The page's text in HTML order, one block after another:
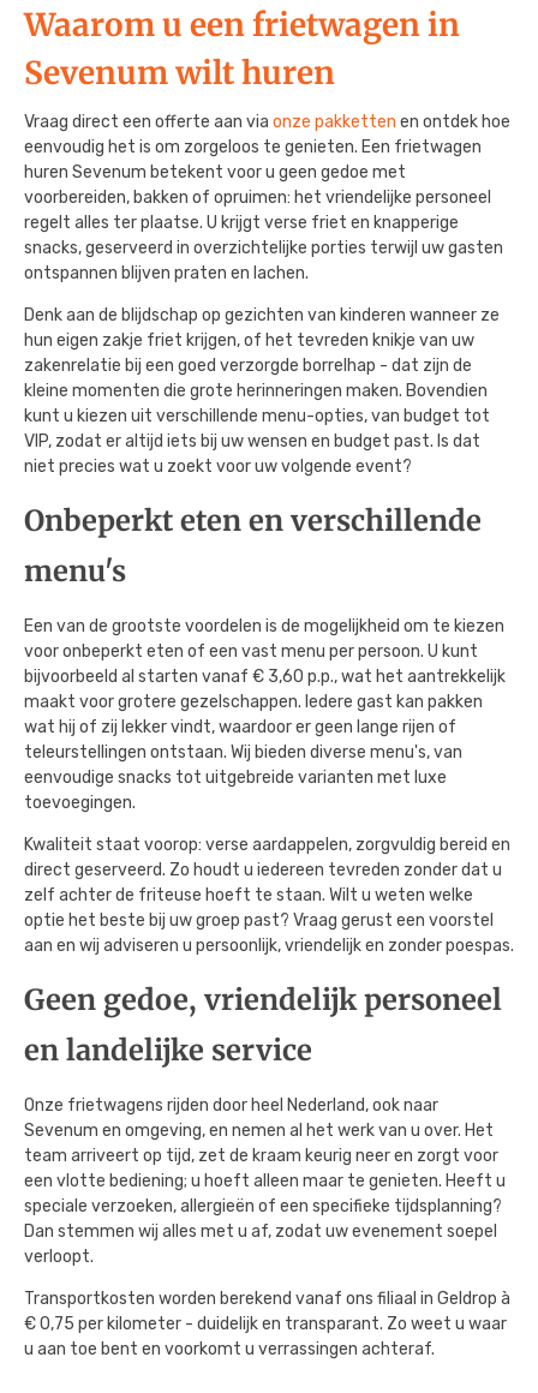
Waarom u een frietwagen in
Sevenum wilt huren
Vraag direct een offerte aan via onze pakketten en ontdek hoe
eenvoudig het is om zorgeloos te genieten. Een frietwagen
huren Sevenum betekent voor u geen gedoe met
voorbereiden, bakken of opruimen: het vriendelijke personeel
regelt alles ter plaatse. U krijgt verse friet en knapperige
snacks, geserveerd in overzichtelijke porties terwijl uw gasten
ontspannen blijven praten en lachen.
Denk aan de blijdschap op gezichten van kinderen wanneer ze
hun eigen zakje friet krijgen, of het tevreden knikje van uw
zakenrelatie bij een goed verzorgde borrelhap - dat zijn de
kleine momenten die grote herinneringen maken. Bovendien
kunt u kiezen uit verschillende menu-opties, van budget tot
VIP, zodat er altijd iets bij uw wensen en budget past. Is dat
niet precies wat u zoekt voor uw volgende event?
Onbeperkt eten en verschillende
menu's
Een van de grootste voordelen is de mogelijkheid om te kiezen
voor onbeperkt eten of een vast menu per persoon. U kunt
bijvoorbeeld al starten vanaf € 3,60 p.p., wat het aantrekkelijk
maakt voor grotere gezelschappen. Iedere gast kan pakken
wat hij of zij lekker vindt, waardoor er geen lange rijen of
teleurstellingen ontstaan. Wij bieden diverse menu's, van
eenvoudige snacks tot uitgebreide varianten met luxe
toevoegingen.
Kwaliteit staat voorop: verse aardappelen, zorgvuldig bereid en
direct geserveerd. Zo houdt u iedereen tevreden zonder dat u
zelf achter de friteuse hoeft te staan. Wilt u weten welke
optie het beste bij uw groep past? Vraag gerust een voorstel
aan en wij adviseren u persoonlijk, vriendelijk en zonder poespas.
Geen gedoe, vriendelijk personeel
en landelijke service
Onze frietwagens rijden door heel Nederland, ook naar
Sevenum en omgeving, en nemen al het werk van u over. Het
team arriveert op tijd, zet de kraam keurig neer en zorgt voor
een vlotte bediening; u hoeft alleen maar te genieten. Heeft u
speciale verzoeken, allergieën of een specifieke tijdsplanning?
Dan stemmen wij alles met u af, zodat uw evenement soepel
verloopt.
Transportkosten worden berekend vanaf ons filiaal in Geldrop à
€ 0,75 per kilometer - duidelijk en transparant. Zo weet u waar
u aan toe bent en voorkomt u verrassingen achteraf.